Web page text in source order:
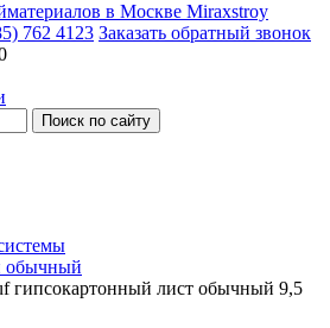
в Москве Miraxstroy
762 4123 Заказать обратный звонок
Поиск по сайту
обычный
гипсокартонный лист обычный 9,5